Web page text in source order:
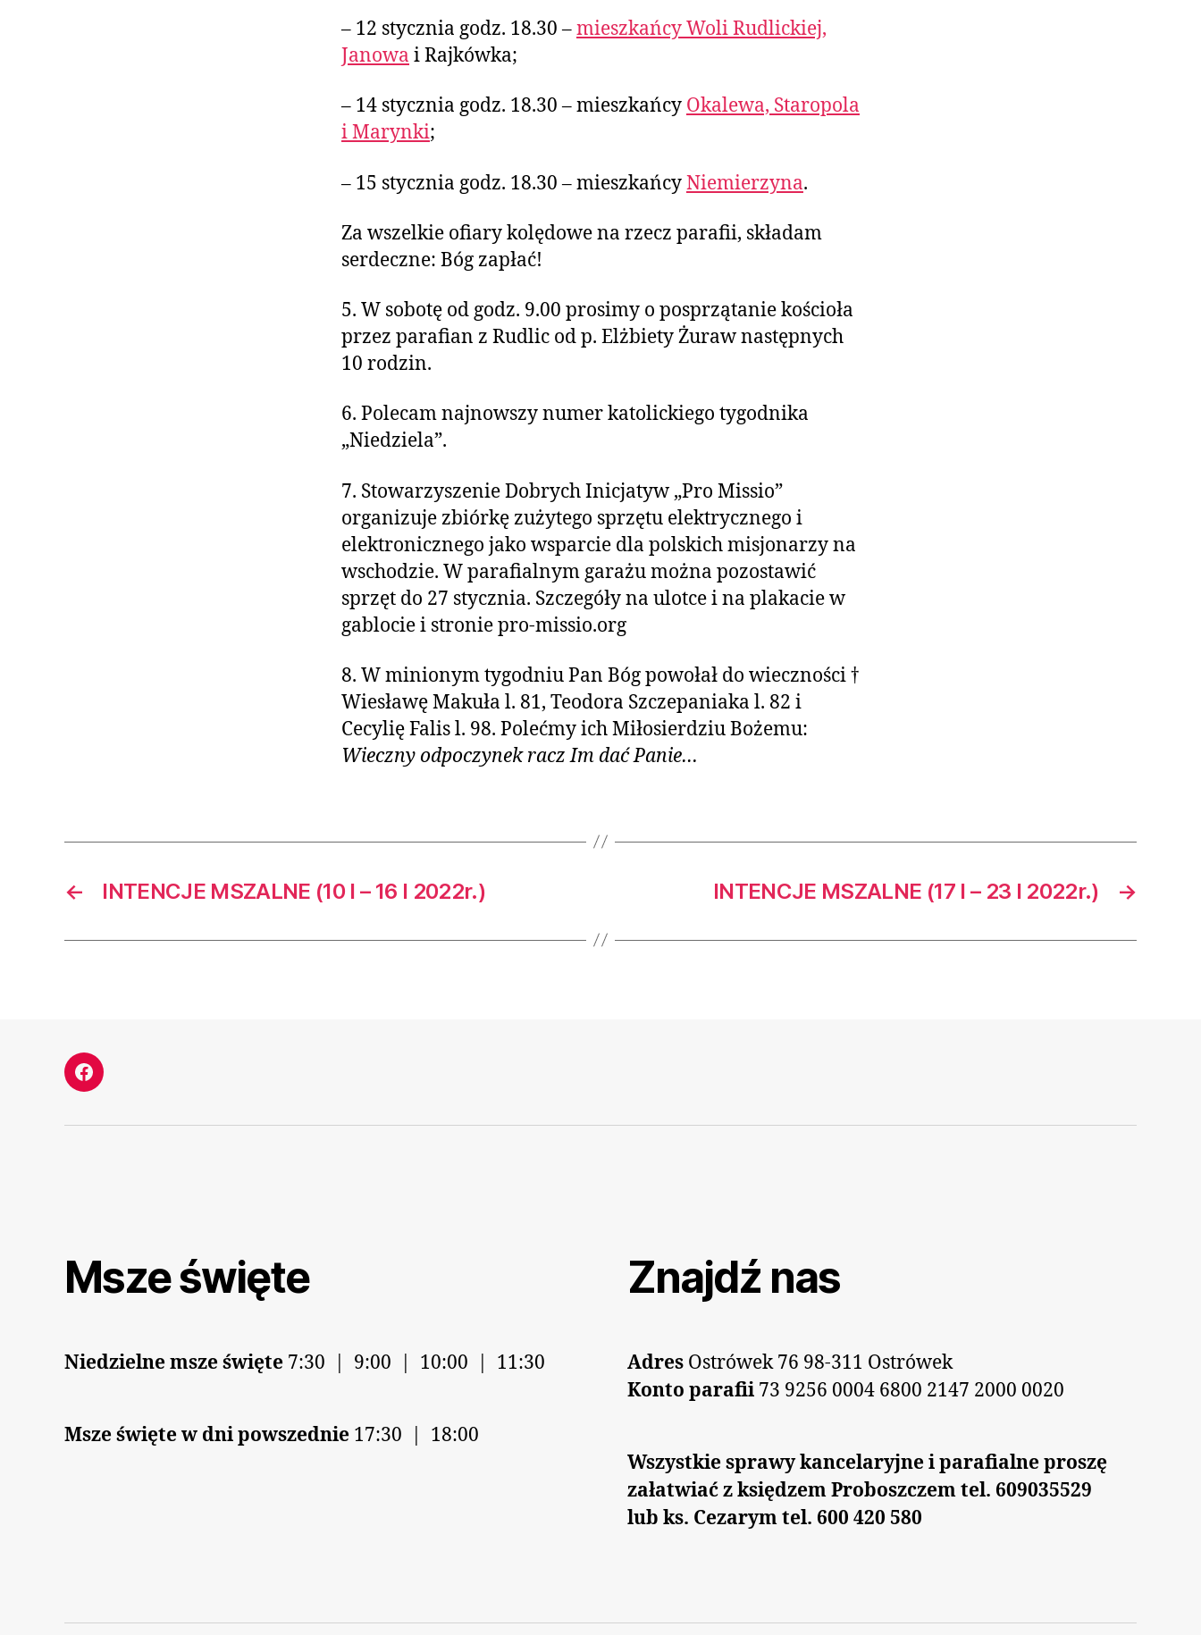
– 12 stycznia godz. 18.30 –mieszkańcy Woli Rudlickiej,
Janowa i Rajkówka;
– 14 stycznia godz. 18.30 – mieszkańcy Okalewa, Staropola
i Marynki;
– 15 stycznia godz. 18.30 – mieszkańcyNiemierzyna.
Za wszelkie ofiary kolędowe na rzecz parafii, składam
serdeczne: Bóg zapłać!
5. W sobotę od godz. 9.00 prosimy o posprzątanie kościoła
przez parafian z Rudlic od p. Elżbiety Żuraw następnych
10 rodzin.
6. Polecam najnowszy numer katolickiego tygodnika
„Niedziela”.
7. Stowarzyszenie Dobrych Inicjatyw „Pro Missio”
organizuje zbiórkę zużytego sprzętu elektrycznego i
elektronicznego jako wsparcie dla polskich misjonarzy na
wschodzie. W parafialnym garażu można pozostawić
sprzęt do 27 stycznia. Szczegóły na ulotce i na plakacie w
gablocie i stronie pro-missio.org
8. W minionym tygodniu Pan Bóg powołał do wieczności †
Wiesławę Makuła l. 81, Teodora Szczepaniaka l. 82 i
Cecylię Falis l. 98. Polećmy ich Miłosierdziu Bożemu:
Wieczny odpoczynek racz Im dać Panie…
← INTENCJE MSZALNE (10 I – 16 I 2022r.) →
INTENCJE MSZALNE (17 I – 23 I 2022r.)
Facebook
Msze święte
Niedzielne msze święte 7:30 | 9:00 | 10:00 | 11:30
Msze święte w dni powszednie 17:30 | 18:00
Znajdź nas
Adres Ostrówek 76 98-311 Ostrówek
Konto parafii 73 9256 0004 6800 2147 2000 0020
Wszystkie sprawy kancelaryjne i parafialne proszę
załatwiać z księdzem Proboszczem tel. 609035529
lub ks. Cezarym tel. 600 420 580